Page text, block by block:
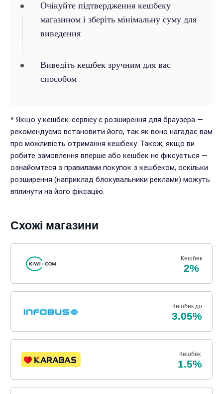
Очікуйте підтвердження кешбеку
магазином і зберіть мінімальну суму для
виведення
Виведіть кешбек зручним для вас
способом
* Якщо у кешбек-сервісу є розширення для браузера —
рекомендуємо встановити його, так як воно нагадає вам
про можливість отримання кешбеку. Також, якщо ви
робите замовлення вперше або кешбек не фіксується —
ознайомтеся з правилами покупок з кешбеком, оскільки
розширення (наприклад блокувальники реклами) можуть
вплинути на його фіксацію.
Схожі магазини
Кешбек
2%
Кешбек до
3.05%
Кешбек
1.5%